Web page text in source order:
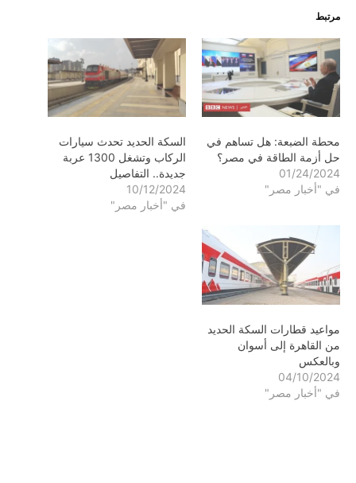
مرتبط
محطة الضبعة: هل تساهم في
حل أزمة الطاقة في مصر؟
01/24/2024
في "أخبار مصر"
السكة الحديد تحدث سيارات
الركاب وتشغل 1300 عربة
جديدة.. التفاصيل
10/12/2024
في "أخبار مصر"
مواعيد قطارات السكة الحديد
من القاهرة إلى أسوان
وبالعكس
04/10/2024
في "أخبار مصر"